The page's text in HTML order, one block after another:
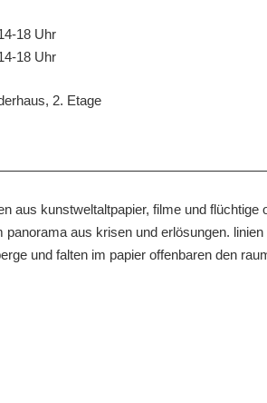
18 Uhr
18 Uhr
2. Etage
aus kunstweltaltpapier, filme und flüchtige
aus krisen und erlösungen. linien
und falten im papier offenbaren den